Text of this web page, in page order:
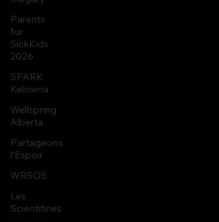
Parents
for
SickKids
2026
SPARK
Kelowna
Wellspring
Alberta
Partageons
l’Espoir
WRSOS
Les
Scientifines